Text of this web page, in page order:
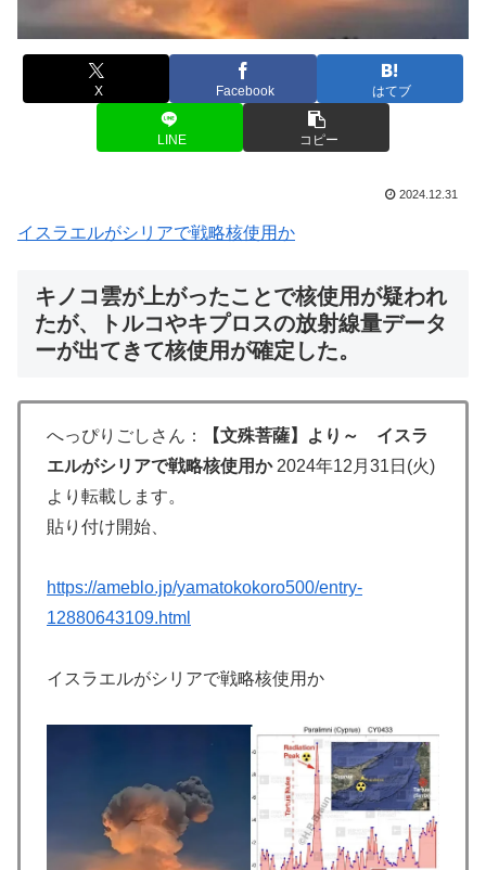
X Facebook はてブ
LINE コピー
2024.12.31
イスラエルがシリアで戦略核使用か
キノコ雲が上がったことで核使用が疑われ
たが、トルコやキプロスの放射線量データ
ーが出てきて核使用が確定した。
へっぴりごしさん： 【文殊菩薩】より～
イスラ
エルがシリアで戦略核使用か2024年12月31日(火)
より転載します。
貼り付け開始、
https://ameblo.jp/yamatokokoro500/entry-
12880643109.html
イスラエルがシリアで戦略核使用か